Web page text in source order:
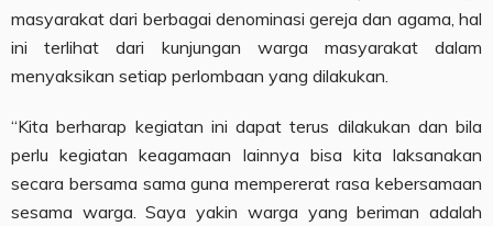
masyarakat dari berbagai denominasi gereja dan agama, hal
ini terlihat dari kunjungan warga masyarakat dalam
menyaksikan setiap perlombaan yang dilakukan.
“Kita berharap kegiatan ini dapat terus dilakukan dan bila
perlu kegiatan keagamaan lainnya bisa kita laksanakan
secara bersama sama guna mempererat rasa kebersamaan
sesama warga. Saya yakin warga yang beriman adalah